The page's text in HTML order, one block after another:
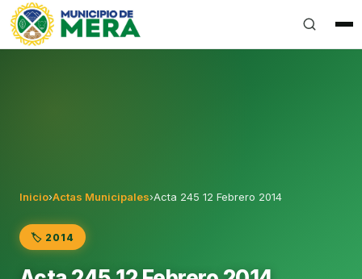
Gobierno Autónomo Descentralizado Municipal del
Inicio›Actas Municipales›Acta 245 12 Febrero 2014
🏷️ 2014